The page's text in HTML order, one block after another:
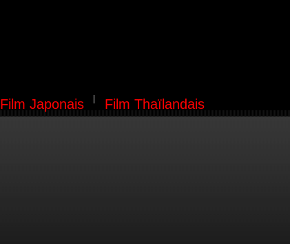
Film Japonais Film Thaïlandais